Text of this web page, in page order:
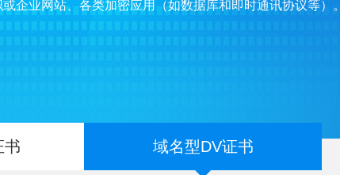
书 域名型DV证书
企业网站、各类加密应用（如数据库和即时通讯协议等）。